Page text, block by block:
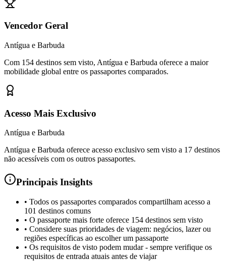
Vencedor Geral
Antígua e Barbuda
Com 154 destinos sem visto, Antígua e Barbuda oferece a maior
mobilidade global entre os passaportes comparados.
Acesso Mais Exclusivo
Antígua e Barbuda
Antígua e Barbuda oferece acesso exclusivo sem visto a 17 destinos
não acessíveis com os outros passaportes.
Principais Insights
• Todos os passaportes comparados compartilham acesso a
101 destinos comuns
• O passaporte mais forte oferece 154 destinos sem visto
• Considere suas prioridades de viagem: negócios, lazer ou
regiões específicas ao escolher um passaporte
• Os requisitos de visto podem mudar - sempre verifique os
requisitos de entrada atuais antes de viajar